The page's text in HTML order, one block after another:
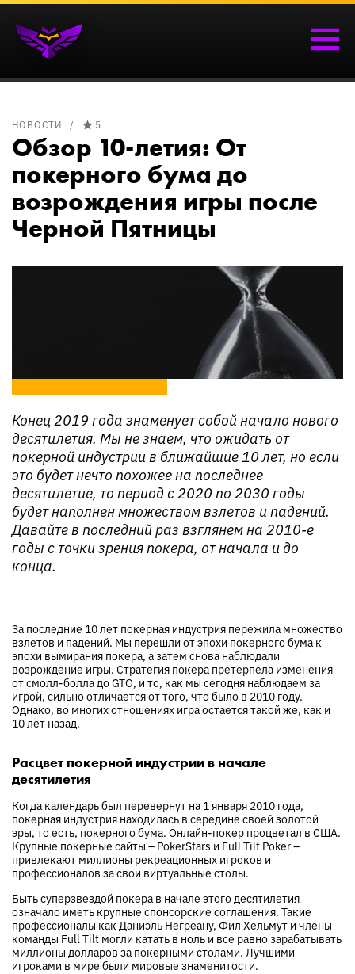
НОВОСТИ 5
Обзор 10-летия: От
покерного бума до
возрождения игры после
Черной Пятницы
Конец 2019 года знаменует собой начало нового
десятилетия. Мы не знаем, что ожидать от
покерной индустрии в ближайшие 10 лет, но если
это будет нечто похожее на последнее
десятилетие, то период с 2020 по 2030 годы
будет наполнен множеством взлетов и падений.
Давайте в последний раз взглянем на 2010-е
годы с точки зрения покера, от начала и до
конца.
За последние 10 лет покерная индустрия пережила множество
взлетов и падений. Мы перешли от эпохи покерного бума к
эпохи вымирания покера, а затем снова наблюдали
возрождение игры. Стратегия покера претерпела изменения
от смолл-болла до GTO, и то, как мы сегодня наблюдаем за
игрой, сильно отличается от того, что было в 2010 году.
Однако, во многих отношениях игра остается такой же, как и
10 лет назад.
Расцвет покерной индустрии в начале
десятилетия
Когда календарь был перевернут на 1 января 2010 года,
покерная индустрия находилась в середине своей золотой
эры, то есть, покерного бума. Онлайн-покер процветал в США.
Крупные покерные сайты – PokerStars и Full Tilt Poker –
привлекают миллионы рекреационных игроков и
профессионалов за свои виртуальные столы.
Быть суперзвездой покера в начале этого десятилетия
означало иметь крупные спонсорские соглашения. Такие
профессионалы как Даниэль Негреану, Фил Хельмут и члены
команды Full Tilt могли катать в ноль и все равно зарабатывать
миллионы долларов за покерными столами. Лучшими
игроками в мире были мировые знаменитости.